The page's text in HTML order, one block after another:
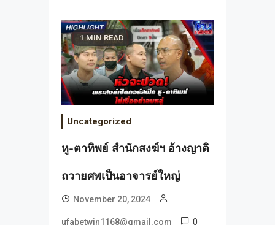
1 MIN READ
Uncategorized
หู-ตาทิพย์ สำนักสงฆ์ฯ อ้างญาติ
ถวายศพเป็นอาจารย์ใหญ่
November 20, 2024
ufabetwin1168@gmail.com 0